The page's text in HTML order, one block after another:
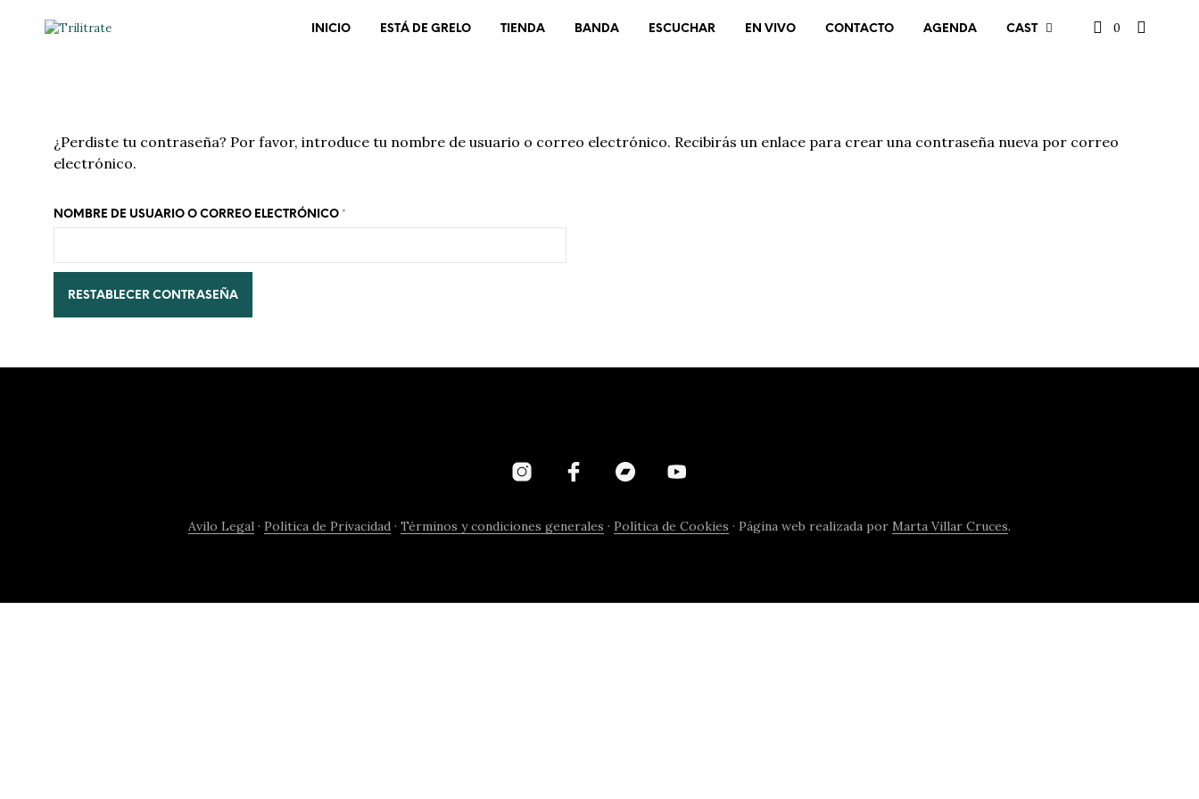
INICIO ESTÁ DE GRELO TIENDA BANDA ESCUCHAR EN VIVO CONTACTO AGENDA CAST 0
¿Perdiste tu contraseña? Por favor, introduce tu nombre de usuario o correo electrónico. Recibirás un enlace para crear una contraseña nueva por correo
electrónico.
NOMBRE DE USUARIO O CORREO ELECTRÓNICO *
RESTABLECER CONTRASEÑA
Avilo Legal · Política de Privacidad · Términos y condiciones generales · Política de Cookies · Página web realizada por Marta Villar Cruces.